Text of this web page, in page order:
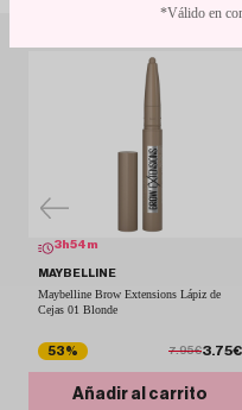
Se integra fácil en cualquier rutina
Y lo mejor: no importa si llueve,
3 h54 m
MAYBELLINE
Maybelline Brow Extensions Lápiz de
Cejas 01 Blonde
53% 7.95€3.75€
Añadir al carrito
*Válido en